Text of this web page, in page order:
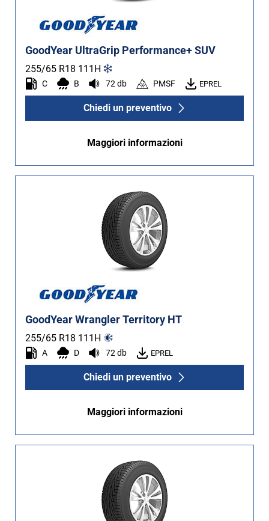
GoodYear UltraGrip Performance+ SUV
255/65 R18 111 H
C B 72 db PMSF EPREL
Chiedi un preventivo
Maggiori informazioni
GoodYear Wrangler Territory HT
255/65 R18 111 H
A D 72 db EPREL
Chiedi un preventivo
Maggiori informazioni